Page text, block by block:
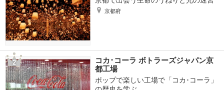
京都府
コカ･コーラ ボトラーズジャパン京
都工場
ポップで楽しい工場で「コカ･コーラ」